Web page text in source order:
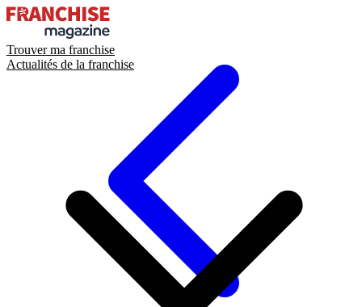
Trouver ma franchise
Actualités de la franchise